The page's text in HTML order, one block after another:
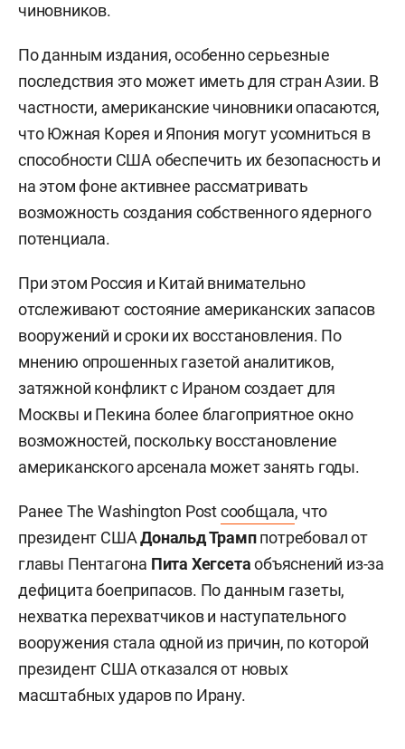
чиновников.
По данным издания, особенно серьезные
последствия это может иметь для стран Азии. В
частности, американские чиновники опасаются,
что Южная Корея и Япония могут усомниться в
способности США обеспечить их безопасность и
на этом фоне активнее рассматривать
возможность создания собственного ядерного
потенциала.
При этом Россия и Китай внимательно
отслеживают состояние американских запасов
вооружений и сроки их восстановления. По
мнению опрошенных газетой аналитиков,
затяжной конфликт с Ираном создает для
Москвы и Пекина более благоприятное окно
возможностей, поскольку восстановление
американского арсенала может занять годы.
Ранее The Washington Postсообщала, что
президент СШАДональд Трамппотребовал от
главы Пентагона Пита Хегсетаобъяснений из-за
дефицита боеприпасов. По данным газеты,
нехватка перехватчиков и наступательного
вооружения стала одной из причин, по которой
президент США отказался от новых
масштабных ударов по Ирану.